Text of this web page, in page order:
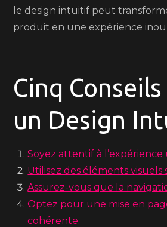
le design intuitif peut
produit en une expérience
Cinq
un Design
Soyez attentif à l’expérience
Utilisez des éléments visuels
Assurez-vous que la
Optez pour une mise en
cohérente.